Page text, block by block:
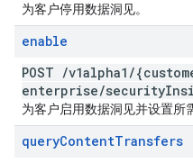
为客户停用数据洞见。
enable
POST /v1alpha1 /
enterprise/security
为客户启用数据洞见并设置所
queryContentTransfers